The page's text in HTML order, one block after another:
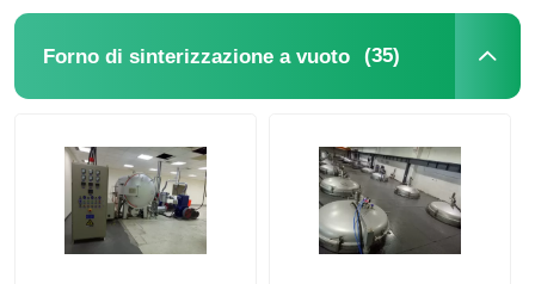
Richieda una citazione
Forno di fusione di induzione di vuoto
forno di fusione industriale
Forno di sinterizzazione a vuoto (35)